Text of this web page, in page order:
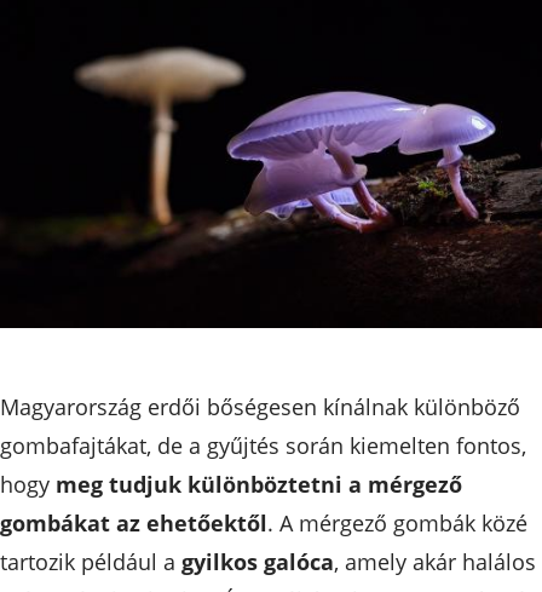
Magyarország erdői bőségesen kínálnak különböző
gombafajtákat, de a gyűjtés során kiemelten fontos,
hogy meg tudjuk különböztetni a mérgező
gombákat az ehetőektől. A mérgező gombák közé
tartozik például a gyilkos galóca, amely akár halálos